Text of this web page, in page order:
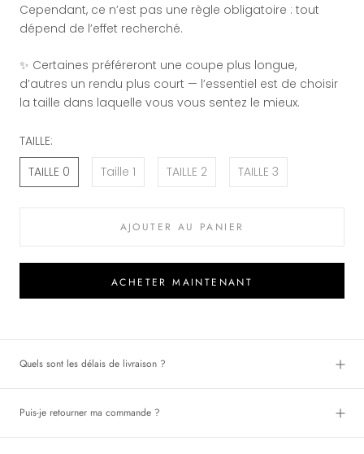
Cependant, ce n’est pas une règle obligatoire : tout
dépend de l’effet recherché.
✨ Certaines préféreront une coupe plus longue,
d’autres un rendu plus court — l’essentiel est de choisir
la taille dans laquelle vous vous sentez le mieux.
TAILLE:
TAILLE 0
Taille 1 TAILLE 2 TAILLE 3
AJOUTER AU PANIER
ACHETER MAINTENANT
Quels sont les délais de livraison ?
Puis-je retourner ma commande ?